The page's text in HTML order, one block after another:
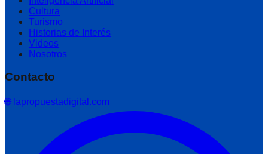
Cultura
Turismo
Historias de Interés
Videos
Nosotros
Contacto
🌐 lapropuestadigital.com